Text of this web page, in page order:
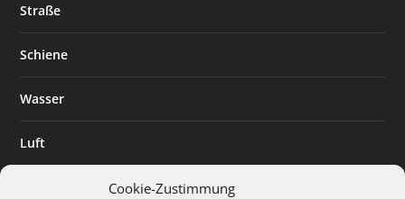
Cookie-Zustimmung
Straße
Schiene
Wasser
Luft